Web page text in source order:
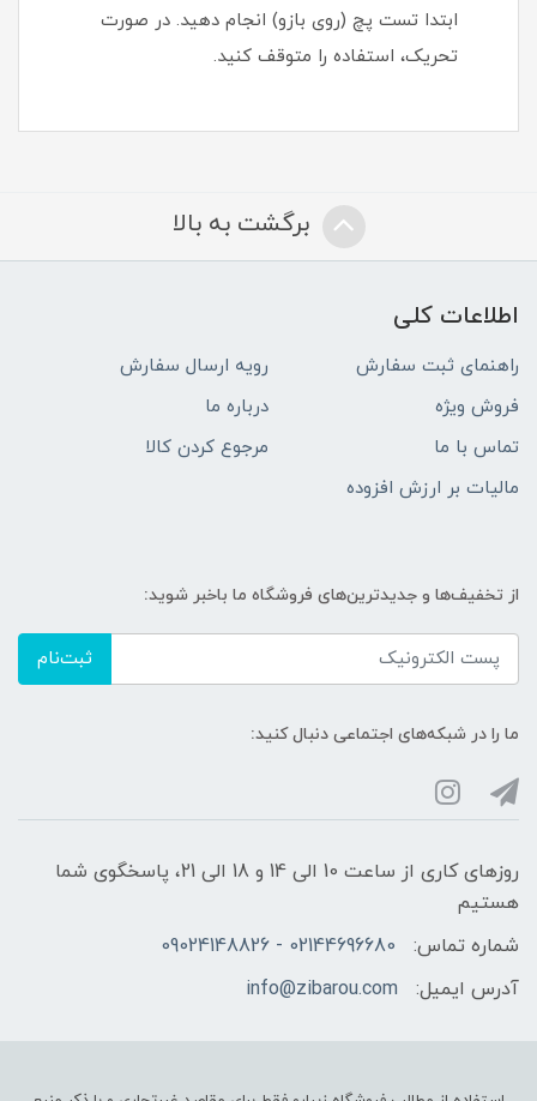
ابتدا تست پچ (روی بازو) انجام دهید. در صورت
تحریک، استفاده را متوقف کنید.
برگشت به بالا
اطلاعات کلی
راهنمای ثبت سفارش
رویه ارسال سفارش
فروش ویژه
درباره ما
تماس با ما
مرجوع کردن کالا
مالیات بر ارزش افزوده
از تخفیف‌ها و جدیدترین‌های فروشگاه ما باخبر شوید:
ثبت‌نام
ما را در شبکه‌های اجتماعی دنبال کنید:
روزهای کاری از ساعت 10 الی 14 و 18 الی 21، پاسخگوی شما
هستیم
شماره تماس:
02144696680 - 09024148826
آدرس ایمیل:
info@zibarou.com